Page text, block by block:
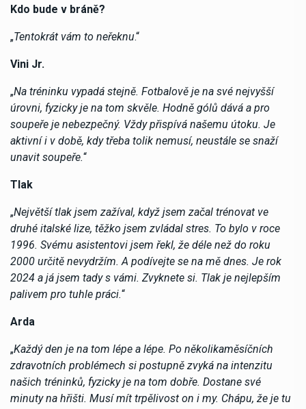
Kdo bude v bráně?
„Tentokrát vám to neřeknu.“
Vini Jr.
„Na tréninku vypadá stejně. Fotbalově je na své nejvyšší
úrovni, fyzicky je na tom skvěle. Hodně gólů dává a pro
soupeře je nebezpečný. Vždy přispívá našemu útoku. Je
aktivní i v době, kdy třeba tolik nemusí, neustále se snaží
unavit soupeře.“
Tlak
„Největší tlak jsem zažíval, když jsem začal trénovat ve
druhé italské lize, těžko jsem zvládal stres. To bylo v roce
1996. Svému asistentovi jsem řekl, že déle než do roku
2000 určitě nevydržím. A podívejte se na mě dnes. Je rok
2024 a já jsem tady s vámi. Zvyknete si. Tlak je nejlepším
palivem pro tuhle práci.“
Arda
„Každý den je na tom lépe a lépe. Po několikaměsíčních
zdravotních problémech si postupně zvyká na intenzitu
našich tréninků, fyzicky je na tom dobře. Dostane své
minuty na hřišti. Musí mít trpělivost on i my. Chápu, že je tu